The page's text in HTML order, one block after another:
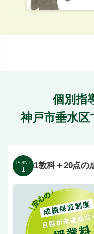
個別指
神戸市垂水
POINT
1 1教科＋20点の